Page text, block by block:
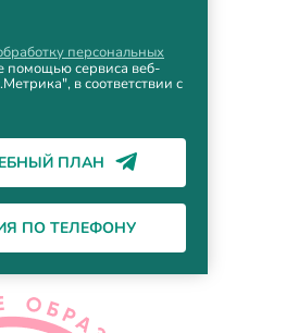
персональных
помощью сервиса веб-
в соответствии с
ПЛАН
ПО ТЕЛЕФОНУ